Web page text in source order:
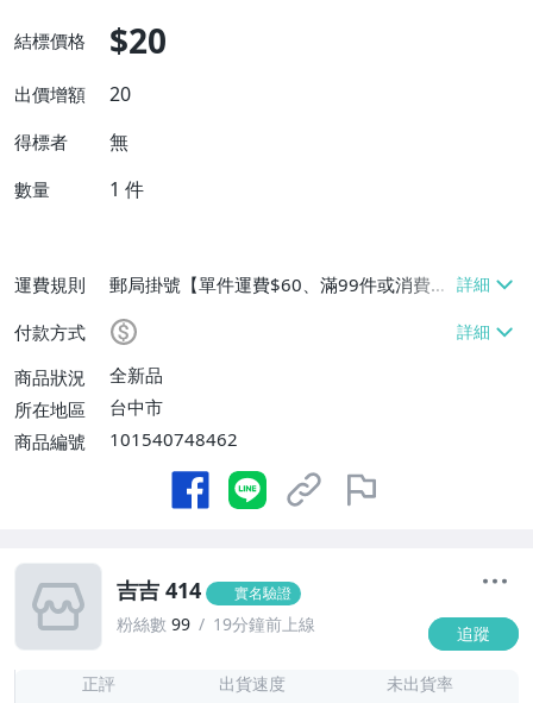
結標價格 $20
出價增額 20
得標者 無
數量 1 件
運費規則
郵局掛號【單件運費$60、滿99件或消費滿
$9999免運費】
付款方式
商品狀況
全新品
所在地區
台中市
商品編號
101540748462
吉吉 414 實名驗證
粉絲數 99 19分鐘前上線 追蹤
正評 出貨速度 未出貨率